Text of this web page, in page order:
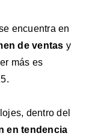
encuentra en
de ventas y
más es
dentro del
en tendencia